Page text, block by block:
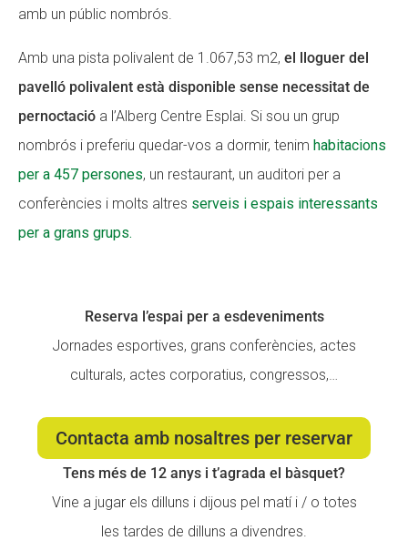
amb un públic nombrós.
Amb una pista polivalent de 1.067,53 m2, el lloguer del
pavelló polivalent està disponible sense necessitat de
pernoctació a l’Alberg Centre Esplai. Si sou un grup
nombrós i preferiu quedar-vos a dormir, tenim habitacions
per a 457 persones, un restaurant, un auditori per a
conferències i molts altres serveis i espais interessants
per a grans grups.
Reserva l’espai per a esdeveniments
Jornades esportives, grans conferències, actes
culturals, actes corporatius, congressos,…
Contacta amb nosaltres per reservar
Tens més de 12 anys i t’agrada el bàsquet?
Vine a jugar els dilluns i dijous pel matí i / o totes
les tardes de dilluns a divendres.
CONEIX FUNDESPLAI
Els comptes clars
Memòria d'activitats
ACTUALITAT
Notícies
Butlletins
CONEIX FUNDESPLAI
Els comptes clars
Memòria d'activitats
ACTUALITAT
Notícies
Butlletins